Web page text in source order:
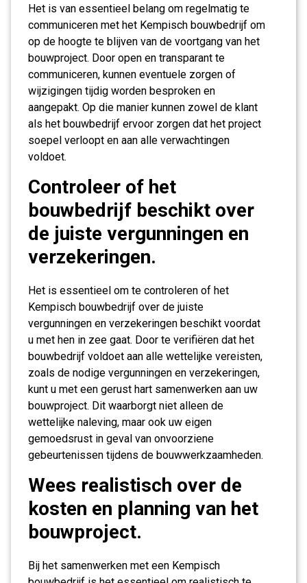
Het is van essentieel belang om regelmatig te
communiceren met het Kempisch bouwbedrijf om
op de hoogte te blijven van de voortgang van het
bouwproject. Door open en transparant te
communiceren, kunnen eventuele zorgen of
wijzigingen tijdig worden besproken en
aangepakt. Op die manier kunnen zowel de klant
als het bouwbedrijf ervoor zorgen dat het project
soepel verloopt en aan alle verwachtingen
voldoet.
Controleer of het
bouwbedrijf beschikt over
de juiste vergunningen en
verzekeringen.
Het is essentieel om te controleren of het
Kempisch bouwbedrijf over de juiste
vergunningen en verzekeringen beschikt voordat
u met hen in zee gaat. Door te verifiëren dat het
bouwbedrijf voldoet aan alle wettelijke vereisten,
zoals de nodige vergunningen en verzekeringen,
kunt u met een gerust hart samenwerken aan uw
bouwproject. Dit waarborgt niet alleen de
wettelijke naleving, maar ook uw eigen
gemoedsrust in geval van onvoorziene
gebeurtenissen tijdens de bouwwerkzaamheden.
Wees realistisch over de
kosten en planning van het
bouwproject.
Bij het samenwerken met een Kempisch